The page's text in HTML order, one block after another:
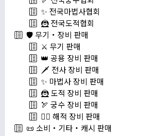
✨ 전국마법사협회
🦹 전국도적협회
🛡️ 무기・장비 판매
⚔️ 무기 판매
👑 공용 장비 판매
🗡️ 전사 장비 판매
✨ 마법사 장비 판매
🦹 도적 장비 판매
🏹 궁수 장비 판매
🏴‍☠️ 해적 장비 판매
📜 소비・기타・캐시 판매